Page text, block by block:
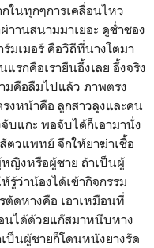
ในทุกๆการเคลื่อนไหว
าานสนามมาเยอะ ดูช่ำชอง
มเมอร์ คือวิถีที่นางโตมา
รกคือเรายืนอึ้งเลย อึ้งจริง
มคือลืมไปแล้ว ภาพตรง
งหน้าคือ ลูกสาวลุงและคน
บแกะ พอจับได้ก็เอามานั่ง
ตวแพทย์ จึกให้ยาฆ่าเชื้อ
หญิงหรือผู้ชาย ถ้าเป็นผู้
รู้ว่าน้องได้เข้ากิจกรรม
ตัดหางคือ เอาเหมือนที่
ได้ด้วยแก๊สมาหนีบหาง
ป็นผู้ชายก็โดนหนังยางรัด